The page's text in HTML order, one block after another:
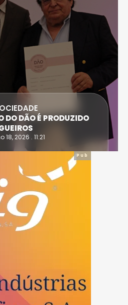
E CARLA DIAS SÃO AS
EM CASTRO DAIRE
14, 2026 . 15:30
Pub